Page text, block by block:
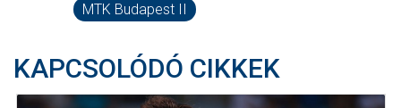
MTK Budapest II
KAPCSOLÓDÓ CIKKEK